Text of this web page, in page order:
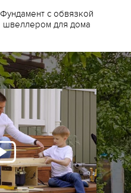
Фундамент с обвязкой
швеллером для дома